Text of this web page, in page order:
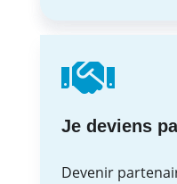
Je deviens
Devenir